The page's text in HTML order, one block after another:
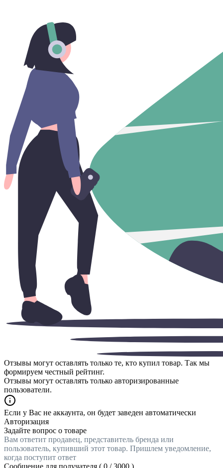
Отзывы могут оставлять только те, кто купил товар. Так мы
формируем честный рейтинг.
Отзывы могут оставлять только авторизированные
пользователи.
Если у Вас не аккаунта, он будет заведен автоматически
Авторизация
Задайте вопрос о товаре
Вам ответит продавец, представитель бренда или
пользователь, купивший этот товар. Пришлем уведомление,
когда поступит ответ
Сообщение для получателя ( 0 /3000 )